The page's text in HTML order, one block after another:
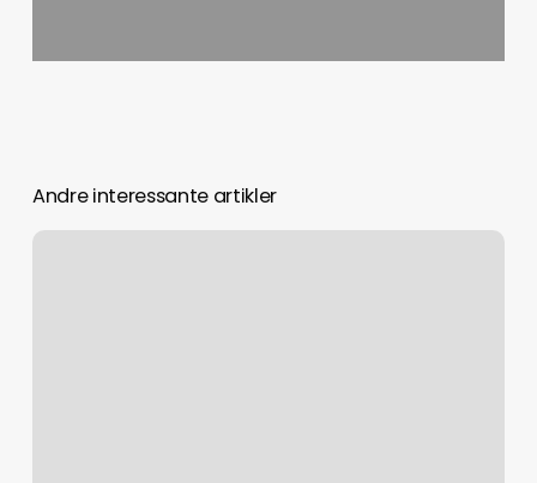
Andre interessante artikler